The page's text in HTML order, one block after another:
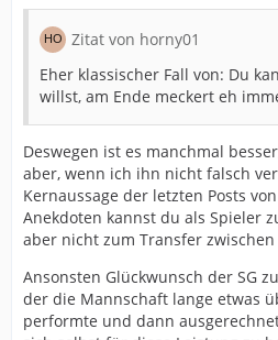
Zitat von horny01
Eher klassischer Fall von: Du
willst, am Ende meckert eh
Deswegen ist es manchmal
aber, wenn ich ihn nicht falsch
Kernaussage der letzten Posts von
Anekdoten kannst du als Spieler
aber nicht zum Transfer zwischen
Ansonsten Glückwunsch der SG
der die Mannschaft lange etwas
performte und dann